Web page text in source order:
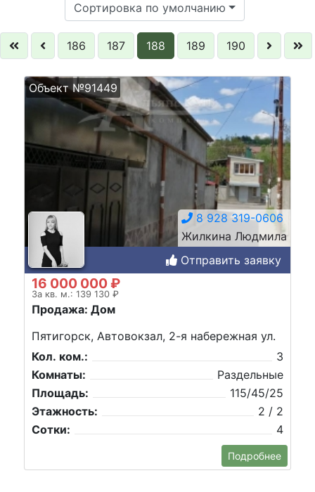
Сортировка по умолчанию
186 187 188 189 190
Объект №91449
8 928 319-0606
Жилкина Людмила
Отправить заявку
16 000 000 ₽
За кв. м.: 139 130 ₽
Продажа: Дом
Пятигорск, Автовокзал, 2-я набережная ул.
Кол. ком.:
3
Комнаты:
Раздельные
Площадь:
115/45/25
Этажность:
2 / 2
Сотки:
4
Подробнее